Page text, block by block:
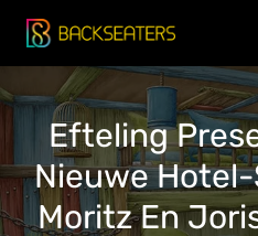
Doorgaan
naar
Efteling
Nieuwe
Moritz En